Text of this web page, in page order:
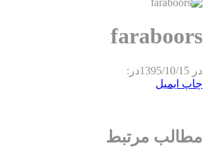
faraboors
در 1395/10/15در:
چاپ ایمیل
مطالب مرتبط